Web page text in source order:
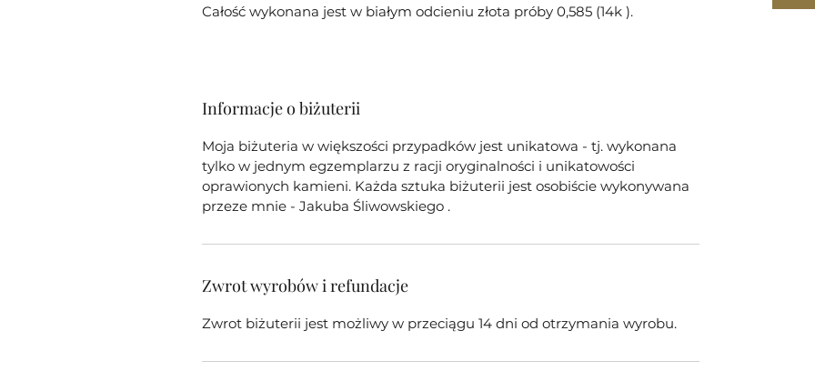
Całość wykonana jest w białym odcieniu złota próby 0,585 (14k ).
Informacje o biżuterii
Moja biżuteria w większości przypadków jest unikatowa - tj. wykonana
tylko w jednym egzemplarzu z racji oryginalności i unikatowości
oprawionych kamieni. Każda sztuka biżuterii jest osobiście wykonywana
przeze mnie - Jakuba Śliwowskiego .
Zwrot wyrobów i refundacje
Zwrot biżuterii jest możliwy w przeciągu 14 dni od otrzymania wyrobu.